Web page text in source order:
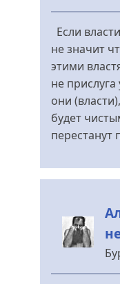
У
Если
не значит
этими
не прислуга
они
будет
перестанут
У